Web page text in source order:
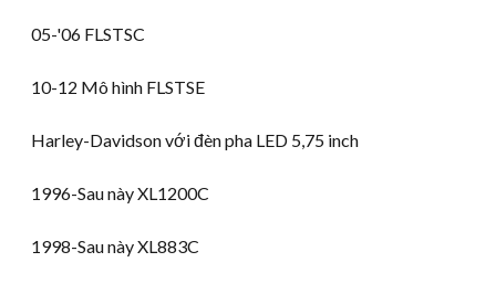
05-'06 FLSTSC
10-12 Mô hình FLSTSE
Harley-Davidson với đèn pha LED 5,75 inch
1996-Sau này XL1200C
1998-Sau này XL883C